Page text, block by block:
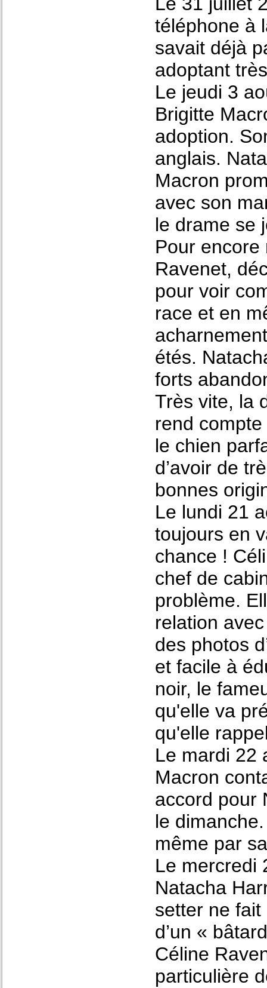
téléphone à
savait déjà
adoptant
Le jeudi 3
Brigitte
adoption.
anglais.
Macron
avec son
le drame se
Pour encore
Ravenet,
pour voir
race et en
étés.
forts
Très vite, la
rend
le chien
d’avoir de
bonnes
Le lundi 21
toujours en
chance !
chef de
problème.
relation
des photos
et facile à
noir, le
qu'elle va
qu'elle
Le mardi 22
Macron
accord pour
le
même par
Le mercredi
Natacha
setter ne fait
d’un «
Céline
particulière